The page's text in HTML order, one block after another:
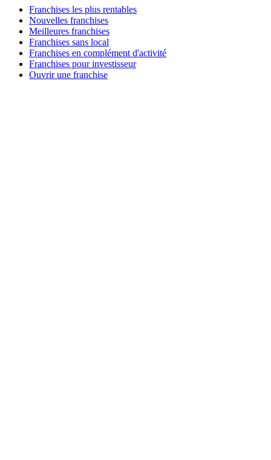
Franchises les plus rentables
Nouvelles franchises
Meilleures franchises
Franchises sans local
Franchises en complément d'activité
Franchises pour investisseur
Ouvrir une franchise